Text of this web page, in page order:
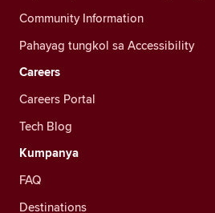
Community Information
Pahayag tungkol sa Accessibility
Careers
Careers Portal
Tech Blog
Kumpanya
FAQ
Destinations